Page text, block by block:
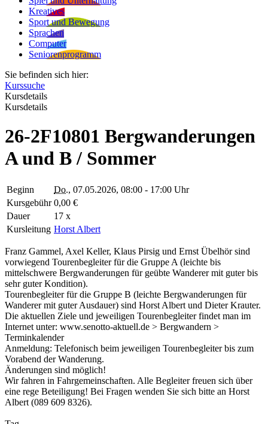
Kreatives
Sport und Bewegung
Sprachen
Computer
Seniorenprogramm
Sie befinden sich hier:
Kurssuche
Kursdetails
Kursdetails
26-2F10801 Bergwanderungen
A und B / Sommer
Beginn Do., 07.05.2026, 08:00 - 17:00 Uhr
Kursgebühr 0,00 €
Dauer
17 x
Kursleitung Horst Albert
Franz Gammel, Axel Keller, Klaus Pirsig und Ernst Übelhör sind
vorwiegend Tourenbegleiter für die Gruppe A (leichte bis
mittelschwere Bergwanderungen für geübte Wanderer mit guter bis
sehr guter Kondition).
Tourenbegleiter für die Gruppe B (leichte Bergwanderungen für
Wanderer mit guter Ausdauer) sind Horst Albert und Dieter Krauter.
Die aktuellen Ziele und jeweiligen Tourenbegleiter findet man im
Internet unter: www.senotto-aktuell.de > Bergwandern >
Terminkalender
Anmeldung: Telefonisch beim jeweiligen Tourenbegleiter bis zum
Vorabend der Wanderung.
Änderungen sind möglich!
Wir fahren in Fahrgemeinschaften. Alle Begleiter freuen sich über
eine rege Beteiligung! Bei Fragen wenden Sie sich bitte an Horst
Albert (089 609 8326).